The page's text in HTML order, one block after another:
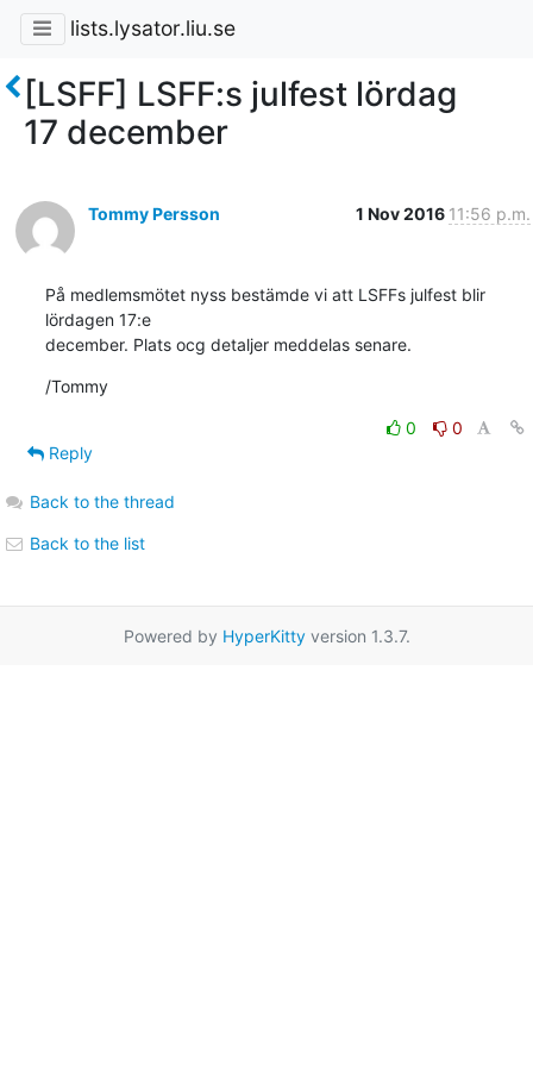
lists.lysator.liu.se
[LSFF] LSFF:s julfest lördag
17 december
Tommy Persson 1 Nov 2016 11:56 p.m.
På medlemsmötet nyss bestämde vi att LSFFs julfest blir
lördagen 17:e
december. Plats ocg detaljer meddelas senare.
/Tommy
0
0
Reply
Back to the thread
Back to the list
Powered by HyperKittyversion 1.3.7.